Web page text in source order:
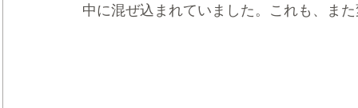
中に混ぜ込まれていました。これも、ま